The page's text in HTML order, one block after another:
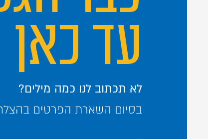
עד כאן
לא תכתוב לנו כמה מילים?
בסיום השארת הפרטים